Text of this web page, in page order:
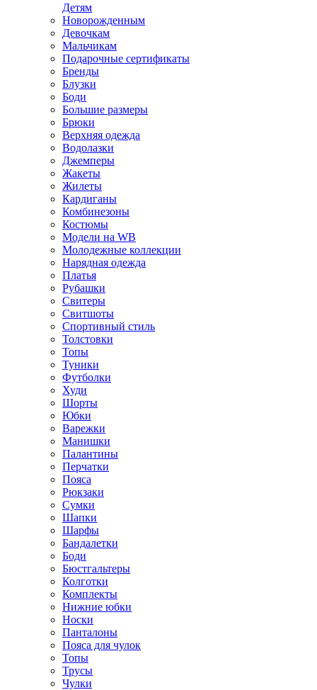
Детям
Новорожденным
Девочкам
Мальчикам
Подарочные сертификаты
Бренды
Блузки
Боди
Большие размеры
Брюки
Верхняя одежда
Водолазки
Джемперы
Жакеты
Жилеты
Кардиганы
Комбинезоны
Костюмы
Модели на WB
Молодежные коллекции
Нарядная одежда
Платья
Рубашки
Свитеры
Свитшоты
Спортивный стиль
Толстовки
Топы
Туники
Футболки
Худи
Шорты
Юбки
Варежки
Манишки
Палантины
Перчатки
Пояса
Рюкзаки
Сумки
Шапки
Шарфы
Бандалетки
Боди
Бюстгальтеры
Колготки
Комплекты
Нижние юбки
Носки
Панталоны
Поясa для чулок
Топы
Трусы
Чулки